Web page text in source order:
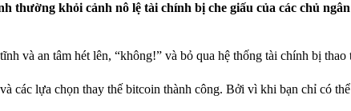
thường khỏi cảnh nô lệ tài chính bị che giấu của các chủ
và an tâm hét lên, “không!” và bỏ qua hệ thống tài chính bị thao
các lựa chọn thay thế bitcoin thành công. Bởi vì khi bạn chỉ có